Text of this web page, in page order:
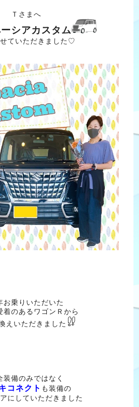
Ｔさまへ
シアカスタム
ていただきました♡
お乗りいただいた
着のあるワゴンＲから
えいただきました
装備のみではなく
コネクト も装備の
にしていただきました